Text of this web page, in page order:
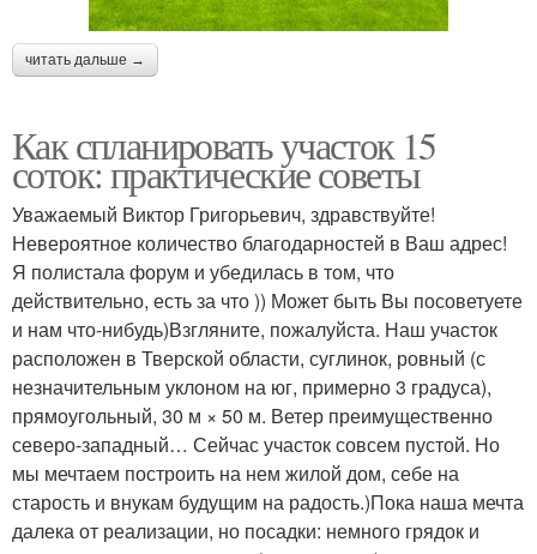
читать дальше →
Как спланировать участок 15
соток: практические советы
Уважаемый Виктор Григорьевич, здравствуйте!
Невероятное количество благодарностей в Ваш адрес!
Я полистала форум и убедилась в том, что
действительно, есть за что )) Может быть Вы посоветуете
и нам что-нибудь)Взгляните, пожалуйста. Наш участок
расположен в Тверской области, суглинок, ровный (с
незначительным уклоном на юг, примерно 3 градуса),
прямоугольный, 30 м × 50 м. Ветер преимущественно
северо-западный… Сейчас участок совсем пустой. Но
мы мечтаем построить на нем жилой дом, себе на
старость и внукам будущим на радость.)Пока наша мечта
далека от реализации, но посадки: немного грядок и